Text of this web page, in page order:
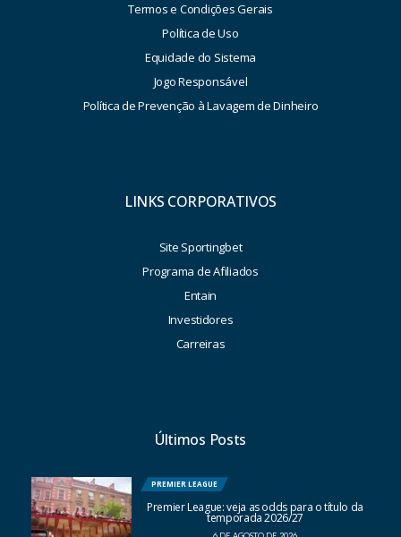
Termos e Condições Gerais
Política de Uso
Equidade do Sistema
Jogo Responsável
Política de Prevenção à Lavagem de Dinheiro
LINKS CORPORATIVOS
Site Sportingbet
Programa de Afiliados
Entain
Investidores
Carreiras
Últimos Posts
PREMIER LEAGUE
Premier League: veja as odds para o título da
temporada 2026/27